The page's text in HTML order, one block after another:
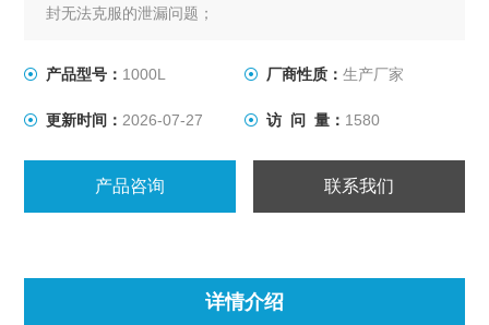
封无法克服的泄漏问题；
产品型号： 1000L 厂商性质： 生产厂家
更新时间： 2026-07-27 访 问 量： 1580
产品咨询 联系我们
详情介绍